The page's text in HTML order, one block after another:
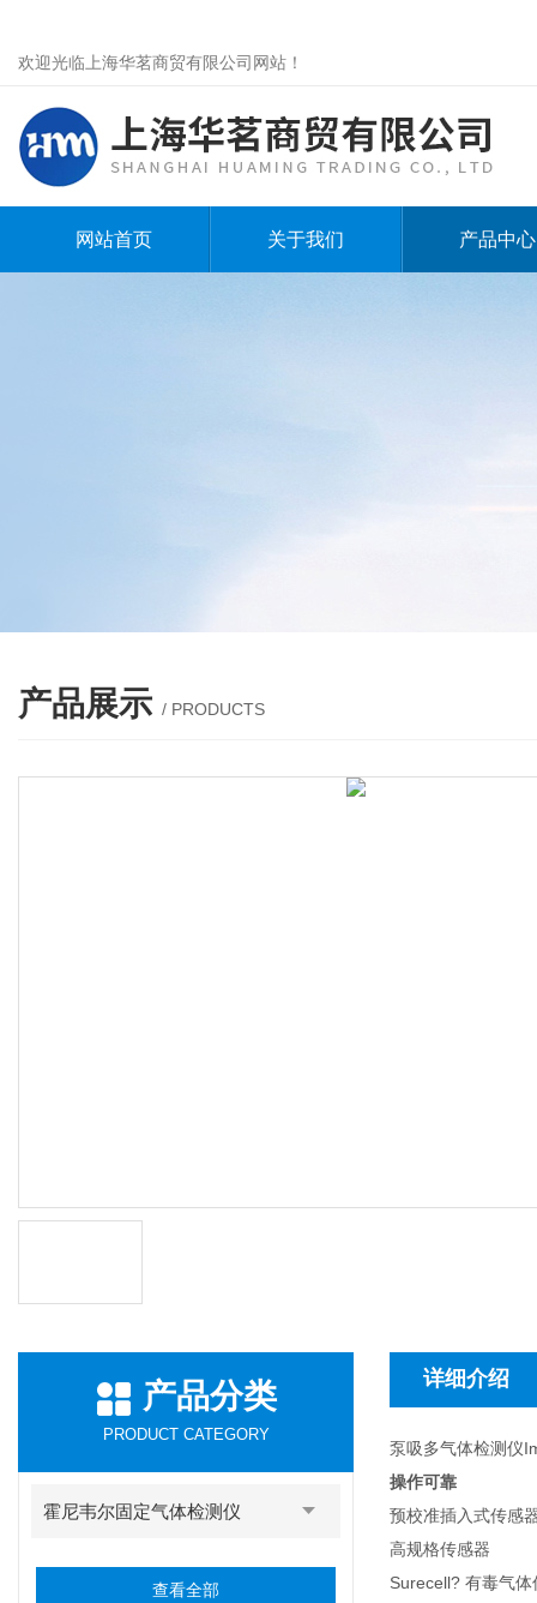
欢迎光临上海华茗商贸有限公司网站！
网站首页 关于我们 产品中心
产品展示 / PRODUCTS
产品分类
PRODUCT CATEGORY
霍尼韦尔固定气体检测仪
查看全部
详细介绍
泵吸多气体检测仪
操作可靠
预校准插入式传感
高规格传感器
Surecell? 有毒气体